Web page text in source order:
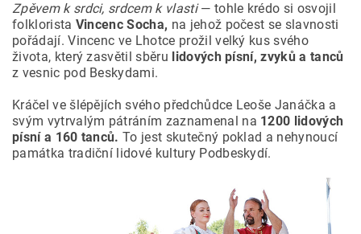
Zpěvem k srdci, srdcem k vlasti— tohle krédo si osvojil
folklorista Vincenc Socha, na jehož počest se slavnosti
pořádají. Vincenc ve Lhotce prožil velký kus svého
života, který zasvětil sběru lidových písní, zvyků a tanců
z vesnic pod Beskydami.
Kráčel ve šlépějích svého předchůdce Leoše Janáčka a
svým vytrvalým pátráním zaznamenal na 1200 lidových
písní a 160 tanců. To jest skutečný poklad a nehynoucí
památka tradiční lidové kultury Podbeskydí.